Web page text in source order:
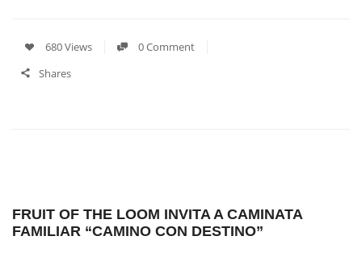
680 Views
0 Comment
Shares
FRUIT OF THE LOOM INVITA A CAMINATA
FAMILIAR “CAMINO CON DESTINO”